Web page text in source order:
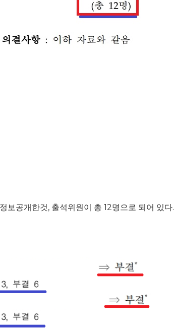
보공개한것, 출석위원이 총 12명으로 되어 있다.